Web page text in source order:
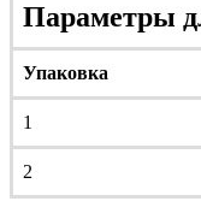
Параметры
Упаковка
1
2